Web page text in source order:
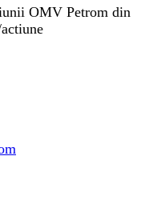
OMV Petrom din